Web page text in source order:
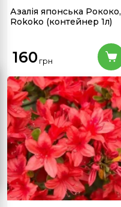
Азалія японська Рококо,
Rokoko (контейнер 1л)
160 грн